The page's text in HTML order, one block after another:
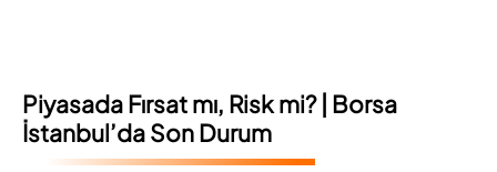
Piyasada Fırsat mı, Risk mi? | Borsa
İstanbul’da Son Durum